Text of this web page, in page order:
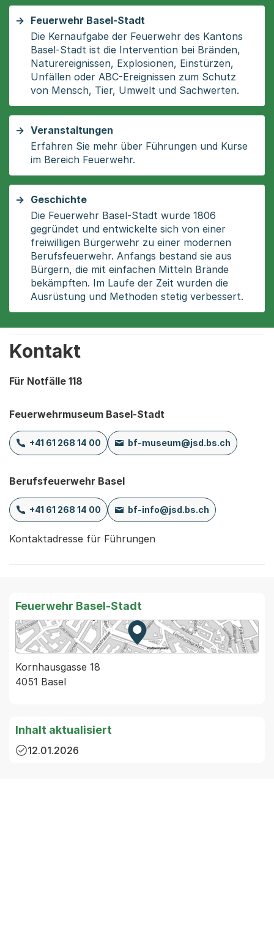
Feuerwehr Basel-Stadt
Die Kernaufgabe der Feuerwehr des Kantons
Basel-Stadt ist die Intervention bei Bränden,
Naturereignissen, Explosionen, Einstürzen,
Unfällen oder ABC-Ereignissen zum Schutz
von Mensch, Tier, Umwelt und Sachwerten.
Veranstaltungen
Erfahren Sie mehr über Führungen und Kurse
im Bereich Feuerwehr.
Geschichte
Die Feuerwehr Basel-Stadt wurde 1806
gegründet und entwickelte sich von einer
freiwilligen Bürgerwehr zu einer modernen
Berufsfeuerwehr. Anfangs bestand sie aus
Bürgern, die mit einfachen Mitteln Brände
bekämpften. Im Laufe der Zeit wurden die
Ausrüstung und Methoden stetig verbessert.
Kontakt
Für Notfälle 118
Feuerwehrmuseum Basel-Stadt
+41 61 268 14 00 bf-museum@jsd.bs.ch
Berufsfeuerwehr Basel
+41 61 268 14 00 bf-info@jsd.bs.ch
Kontaktadresse für Führungen
Feuerwehr Basel-Stadt
Zur Karte von MapBS.
Externer Link, wird in einem
Kornhausgasse 18
4051 Basel
Inhalt aktualisiert
12.01.2026